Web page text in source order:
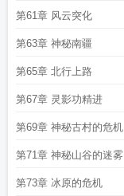
第61章 风云突化
第63章 神秘南疆
第65章 北行上路
第67章 灵影功精进
第69章 神秘古村的危机
第71章 神秘山谷的迷雾
第73章 冰原的危机